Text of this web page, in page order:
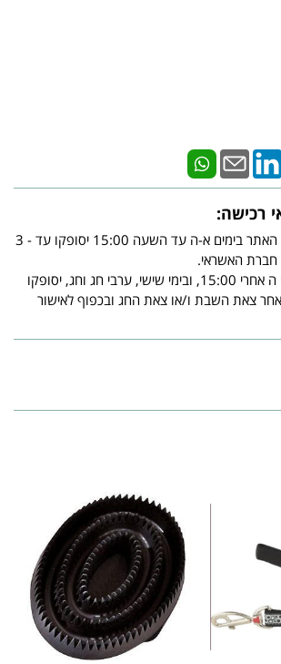
רכישה:
הזמנות שיתקבלו דרך האתר בימים א-ה עד השעה 15:00 יסופקו עד - 3
חברת האשראי.
הזמנות שיתקבלו בימי ה אחרי 15:00, ובימי שישי, ערבי חג וחג, יסופקו
שלאחר צאת השבת ו/או צאת החג ובכפוף לאישור